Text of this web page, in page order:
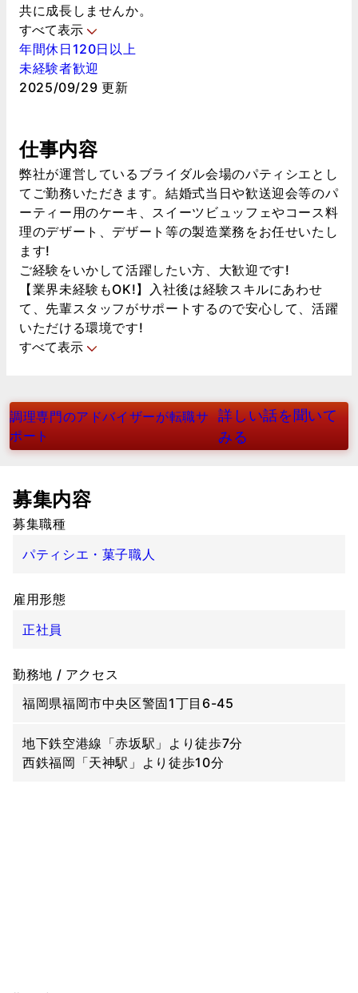
共に成長しませんか。
すべて表示
年間休日120日以上
未経験者歓迎
2025/09/29 更新
仕事内容
弊社が運営しているブライダル会場のパティシエとし
てご勤務いただきます。結婚式当日や歓送迎会等のパ
ーティー用のケーキ、スイーツビュッフェやコース料
理のデザート、デザート等の製造業務をお任せいたし
ます!
ご経験をいかして活躍したい方、大歓迎です!
【業界未経験もOK!】入社後は経験スキルにあわせ
て、先輩スタッフがサポートするので安心して、活躍
いただける環境です!
すべて表示
調理専門のアドバイザーが転職サ
ポート
詳しい話を聞いて
みる
募集内容
募集職種
パティシエ・菓子職人
雇用形態
正社員
勤務地 / アクセス
福岡県福岡市中央区警固1丁目6-45
地下鉄空港線「赤坂駅」より徒歩7分
西鉄福岡「天神駅」より徒歩10分